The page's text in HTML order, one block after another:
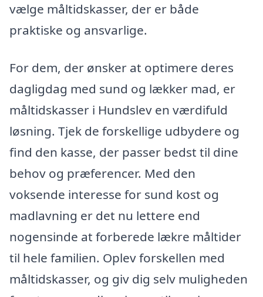
vælge måltidskasser, der er både
praktiske og ansvarlige.
For dem, der ønsker at optimere deres
dagligdag med sund og lækker mad, er
måltidskasser i Hundslev en værdifuld
løsning. Tjek de forskellige udbydere og
find den kasse, der passer bedst til dine
behov og præferencer. Med den
voksende interesse for sund kost og
madlavning er det nu lettere end
nogensinde at forberede lækre måltider
til hele familien. Oplev forskellen med
måltidskasser, og giv dig selv muligheden